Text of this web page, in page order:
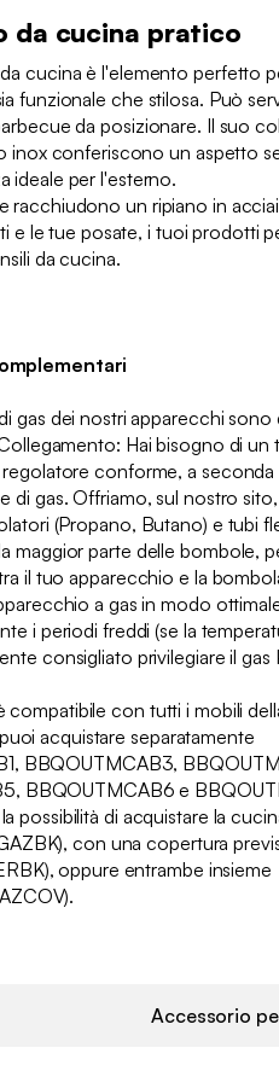
da cucina pratico
cucina è l'elemento perfetto
funzionale che stilosa. Può
da posizionare. Il suo
inox conferiscono un aspetto
ideale per l'esterno.
racchiudono un ripiano in
e le tue posate, i tuoi prodotti
da cucina.
gas dei nostri apparecchi sono
Hai bisogno di un
regolatore conforme, a
di gas. Offriamo, sul nostro
(Propano, Butano) e tubi
maggior parte delle bombole,
il tuo apparecchio e la
a gas in modo
i periodi freddi (se la
consigliato privilegiare il gas
compatibile con tutti i mobili
acquistare separatamente
BBQOUTMCAB3,
BBQOUTMCAB6 e
possibilità di acquistare la
con una copertura
oppure entrambe insieme
Accessorio